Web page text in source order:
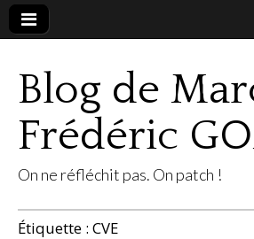
Blog de
Frédéric
On ne réfléchit pas. On patch !
Étiquette : CVE